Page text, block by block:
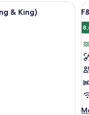
skrivebord og
soverom (Panoramic, King
& King)